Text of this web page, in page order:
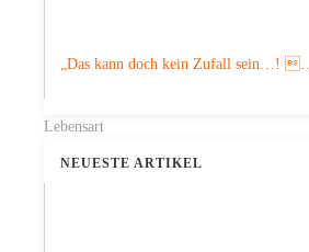
„Das kann doch kein Zufall sein…! …
Lebensart
NEUESTE ARTIKEL